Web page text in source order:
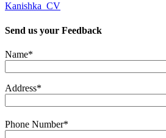
Kanishka_CV
Send us your Feedback
Name*
Address*
Phone Number*